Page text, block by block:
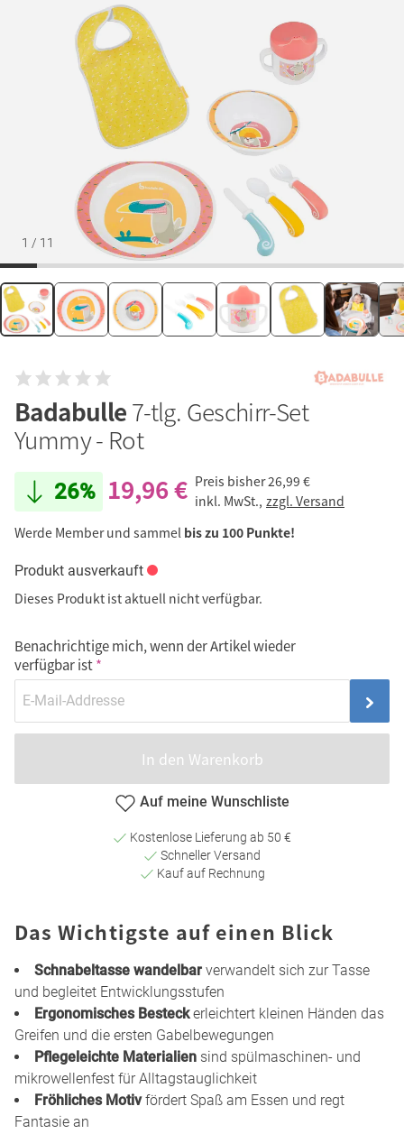
1 / 11
Badabulle7-tlg. Geschirr-Set
Yummy - Rot
26% 19,96 € Preis bisher26,99 €
inkl. MwSt., zzgl. Versand
Werde Member und sammel bis zu 100 Punkte!
Produkt ausverkauft
Dieses Produkt ist aktuell nicht verfügbar.
Benachrichtige mich, wenn der Artikel wieder
verfügbar ist
In den Warenkorb
Auf meine Wunschliste
Kostenlose Lieferung ab 50 €
Schneller Versand
Kauf auf Rechnung
Das Wichtigste auf einen Blick
Schnabeltasse wandelbar verwandelt sich zur Tasse
und begleitet Entwicklungsstufen
Ergonomisches Besteckerleichtert kleinen Händen das
Greifen und die ersten Gabelbewegungen
Pflegeleichte Materialien sind spülmaschinen- und
mikrowellenfest für Alltagstauglichkeit
Fröhliches Motivfördert Spaß am Essen und regt
Fantasie an